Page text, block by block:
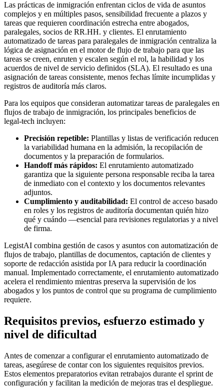
Las prácticas de inmigración enfrentan ciclos de vida de asuntos
complejos y en múltiples pasos, sensibilidad frecuente a plazos y
tareas que requieren coordinación estrecha entre abogados,
paralegales, socios de RR.HH. y clientes. El enrutamiento
automatizado de tareas para paralegales de inmigración centraliza la
lógica de asignación en el motor de flujo de trabajo para que las
tareas se creen, enruten y escalen según el rol, la habilidad y los
acuerdos de nivel de servicio definidos (SLA). El resultado es una
asignación de tareas consistente, menos fechas límite incumplidas y
registros de auditoría más claros.
Para los equipos que consideran automatizar tareas de paralegales en
flujos de trabajo de inmigración, los principales beneficios de
legal‑tech incluyen:
Precisión repetible: Plantillas y listas de verificación reducen
la variabilidad humana en la admisión, la recopilación de
documentos y la preparación de formularios.
Handoff más rápidos: El enrutamiento automatizado
garantiza que la siguiente persona responsable reciba la tarea
de inmediato con el contexto y los documentos relevantes
adjuntos.
Cumplimiento y auditabilidad: El control de acceso basado
en roles y los registros de auditoría documentan quién hizo
qué y cuándo —esencial para revisiones regulatorias y a nivel
de firma.
LegistAI combina gestión de casos y asuntos con automatización de
flujos de trabajo, plantillas de documentos, captación de clientes y
soporte de redacción asistida por IA para reducir la coordinación
manual. Implementado correctamente, el enrutamiento automatizado
acelera el rendimiento mientras preserva la supervisión de los
abogados y los puntos de control que su programa de cumplimiento
requiere.
Requisitos previos, esfuerzo estimado y
nivel de dificultad
Antes de comenzar a configurar el enrutamiento automatizado de
tareas, asegúrese de contar con los siguientes requisitos previos.
Estos elementos preparatorios evitan retrabajos durante el sprint de
configuración y facilitan la medición de mejoras tras el despliegue.